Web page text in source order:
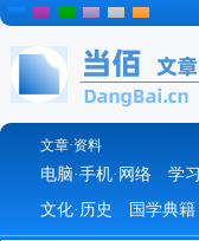
文章·资料
电脑·手机·网络 学习
文化·历史
国学典籍